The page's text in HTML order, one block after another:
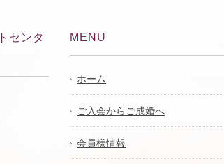
センタ
MENU
ホーム
ご入会からご成婚へ
会員様情報